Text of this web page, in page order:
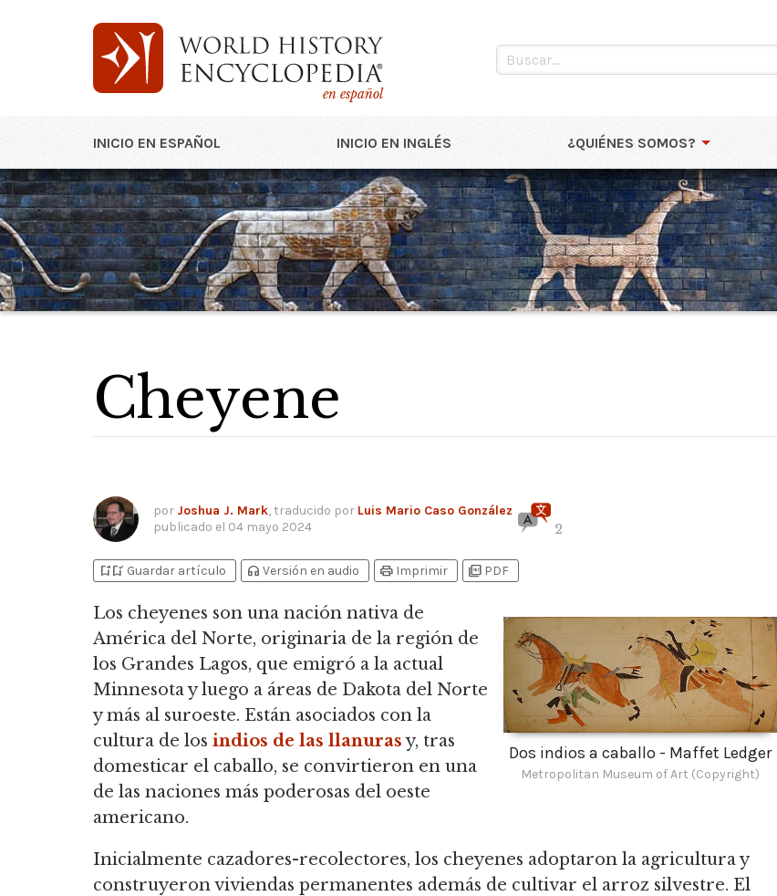
en español
INICIO EN ESPAÑOL INICIO EN INGLÉS ¿QUIÉNES SOMOS?
Cheyene
por Joshua J. Mark, traducido por Luis Mario Caso González
publicado el 04 mayo 2024 2
bookmark_addbookmark_added Guardar artículo headphones Versión en audio print Imprimir picture_as_pdf PDF
Dos indios a caballo - Maffet Ledger
Metropolitan Museum of Art (Copyright)
Los cheyenes son una nación nativa de
América del Norte, originaria de la región de
los Grandes Lagos, que emigró a la actual
Minnesota y luego a áreas de Dakota del Norte
y más al suroeste. Están asociados con la
cultura de los indios de las llanurasy, tras
domesticar el caballo, se convirtieron en una
de las naciones más poderosas del oeste
americano.
Inicialmente cazadores-recolectores, los cheyenes adoptaron la agricultura y
construyeron viviendas permanentes además de cultivar el arroz silvestre. El